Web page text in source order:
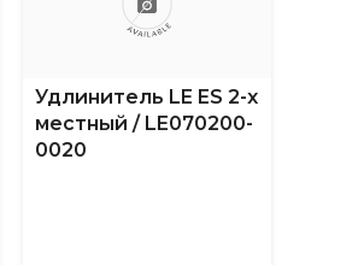
Удлинитель LE ES 2-х
местный / LE070200-
0020